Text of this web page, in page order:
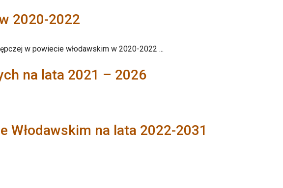
2020-2022
w powiecie włodawskim w 2020-2022 ...
na lata 2021 – 2026
Włodawskim na lata 2022-2031